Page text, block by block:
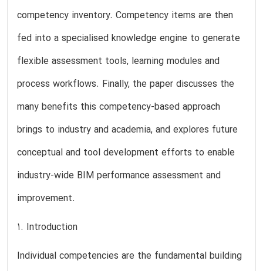
competency inventory. Competency items are then
fed into a specialised knowledge engine to generate
flexible assessment tools, learning modules and
process workflows. Finally, the paper discusses the
many benefits this competency-based approach
brings to industry and academia, and explores future
conceptual and tool development efforts to enable
industry-wide BIM performance assessment and
improvement.
1. Introduction
Individual competencies are the fundamental building